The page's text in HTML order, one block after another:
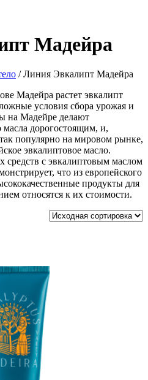
Мадейра
/ Линия Эвкалипт Мадейра
Мадейра растет эвкалипт
условия сбора урожая и
на Мадейре делают
масла дорогостоящим, и,
популярно на мировом рынке,
эвкалиптовое масло.
средств с эвкалиптовым маслом
что из европейского
продукты для
относятся к их стоимости.